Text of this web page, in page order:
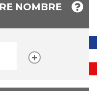
NOMBRE